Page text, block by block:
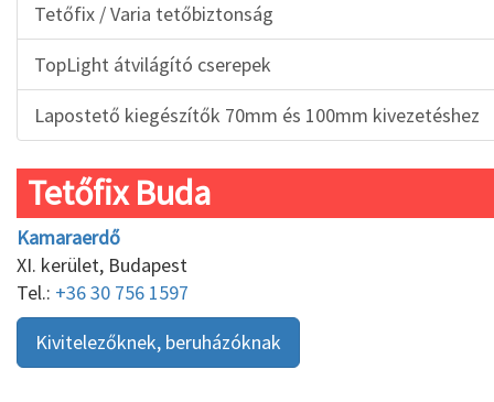
Tetőfix / Varia tetőbiztonság
TopLight átvilágító cserepek
Lapostető kiegészítők 70mm és 100mm kivezetéshez
Tetőfix Buda
Kamaraerdő
XI. kerület, Budapest
Tel.: +36 30 756 1597
Kivitelezőknek, beruházóknak